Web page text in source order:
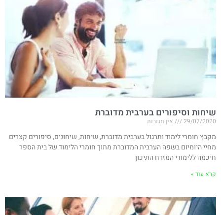
שיחות וסיפורים בערבית מדוברת
29/07/2020 אין תגובות
מקבץ חומרי לימוד ותרגול בערבית מדוברת, שיחות, שיחונים, סיפורים קצרים
מחיי היומיום בשפה הערבית המדוברת מתוך חומרי הלימוד של בית הספר
חיכמה ללימודי המזרח התיכון
קרא עוד »